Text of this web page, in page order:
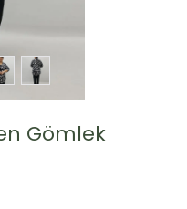
Gömlek